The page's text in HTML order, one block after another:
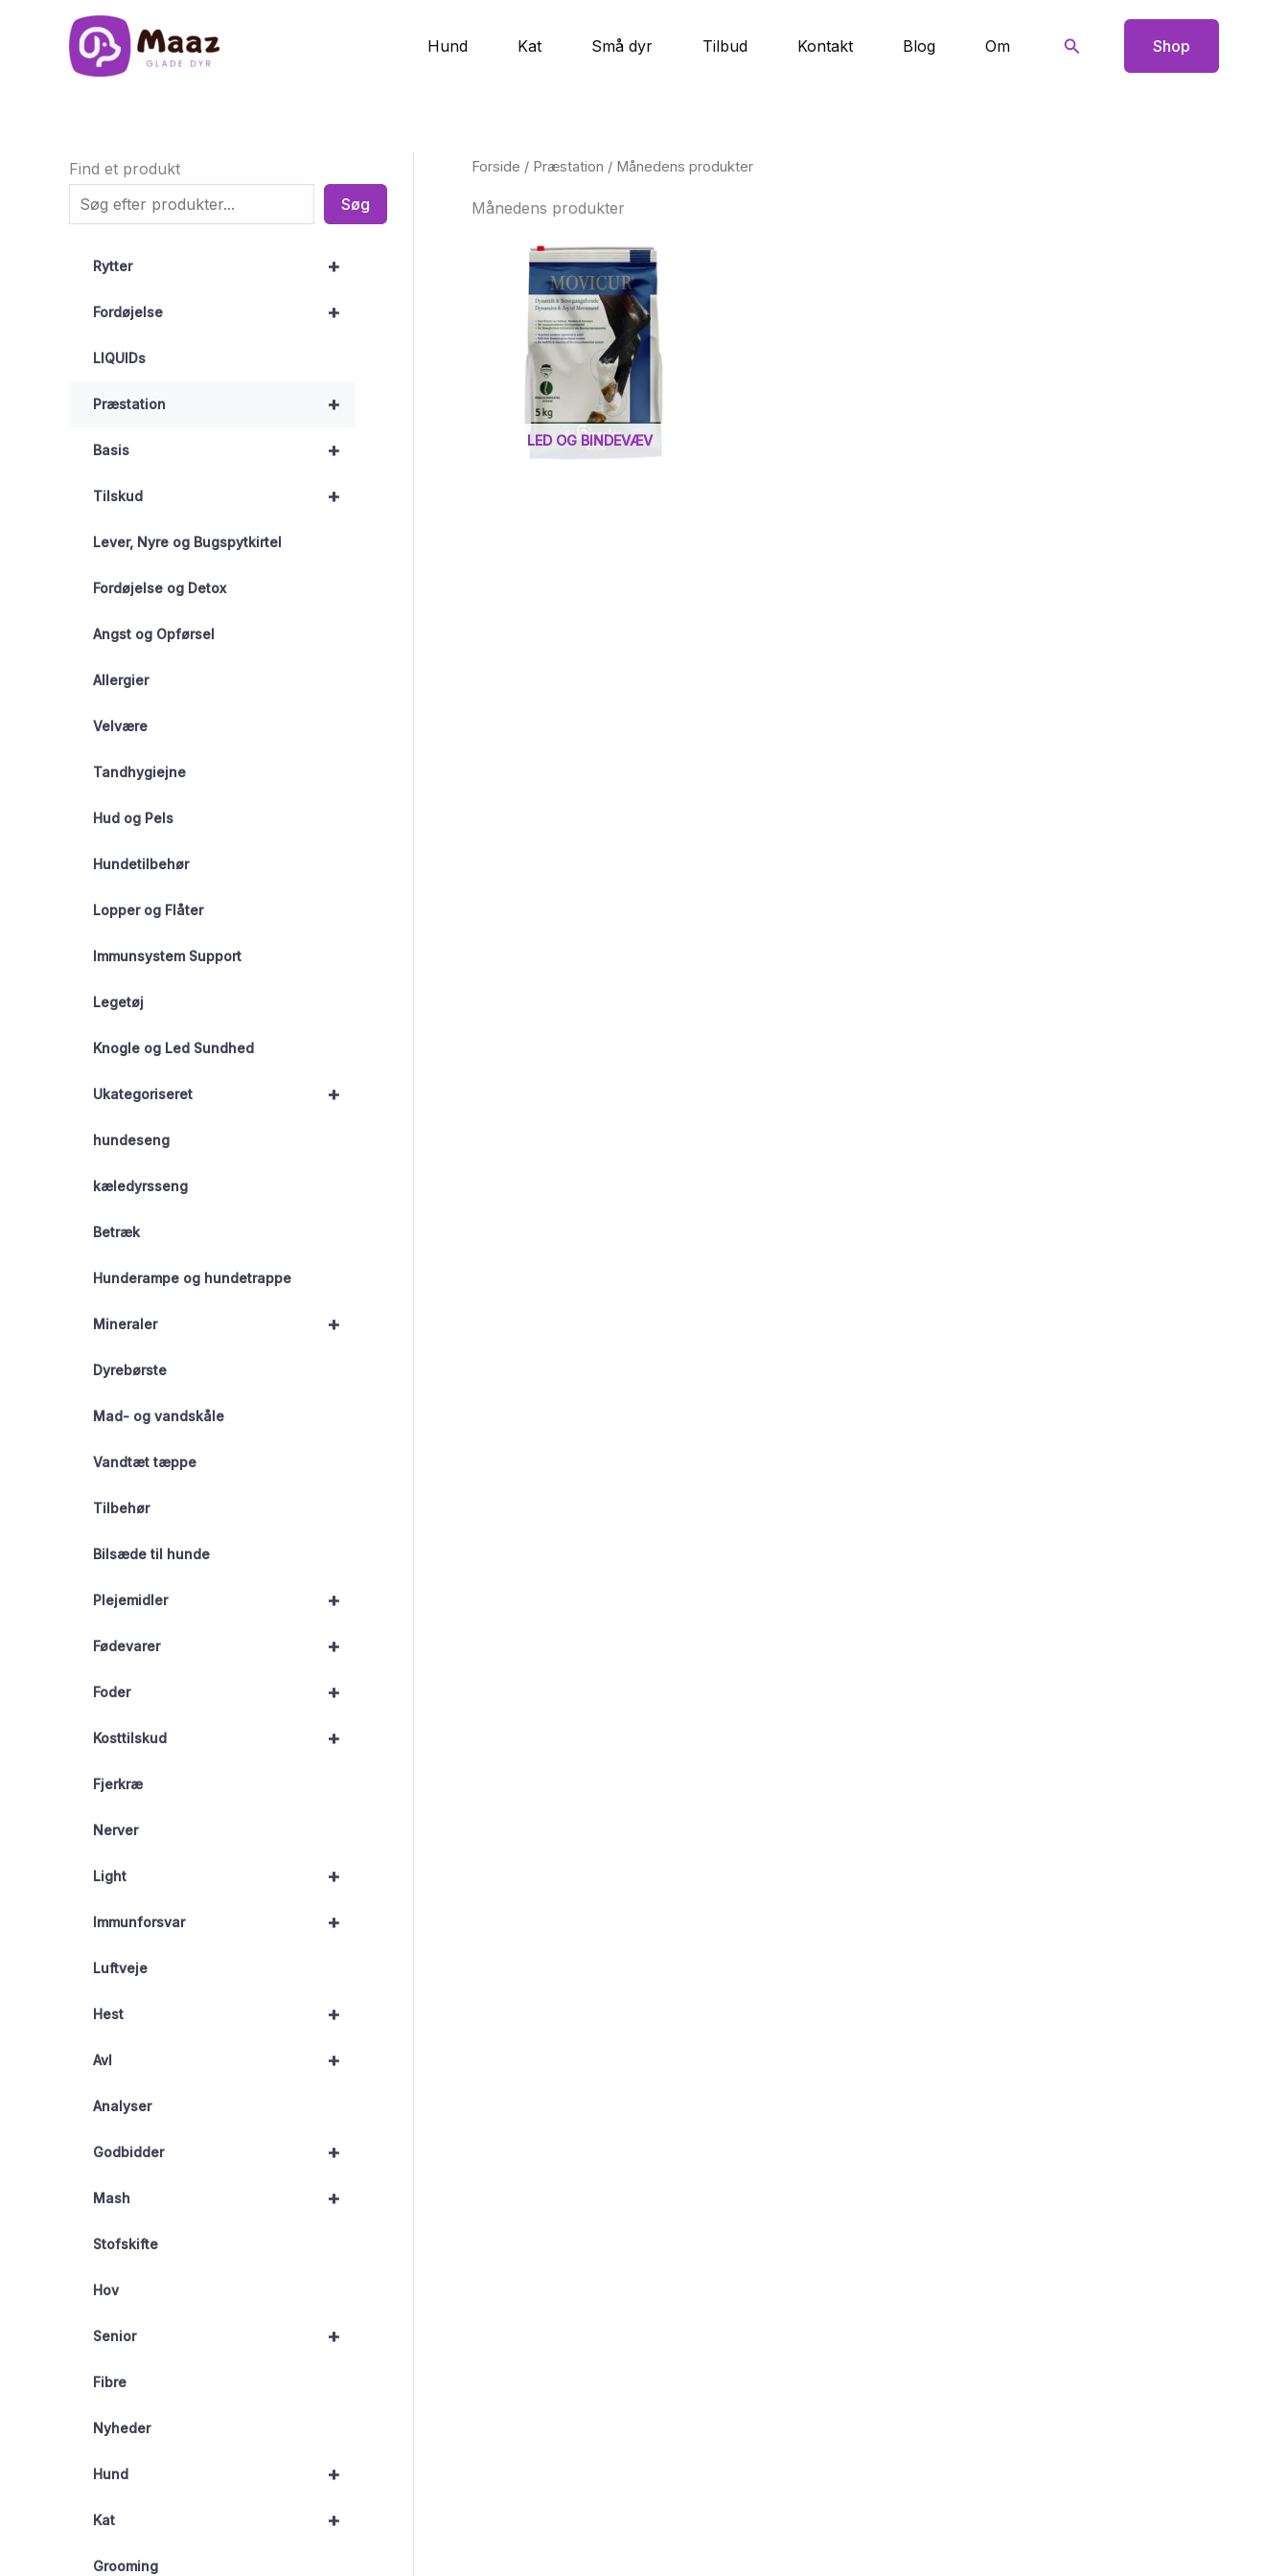
Hund Kat Små dyr Tilbud Kontakt Blog Om Søg Shop
Find et produkt
Søg
+
Rytter
+
Fordøjelse
LIQUIDs
+
Præstation
+
Basis
+
Tilskud
Lever, Nyre og Bugspytkirtel
Fordøjelse og Detox
Angst og Opførsel
Allergier
Velvære
Tandhygiejne
Hud og Pels
Hundetilbehør
Lopper og Flåter
Immunsystem Support
Legetøj
Knogle og Led Sundhed
+
Ukategoriseret
hundeseng
kæledyrsseng
Betræk
Hunderampe og hundetrappe
+
Mineraler
Dyrebørste
Mad- og vandskåle
Vandtæt tæppe
Tilbehør
Bilsæde til hunde
+
Plejemidler
+
Fødevarer
+
Foder
+
Kosttilskud
Fjerkræ
Nerver
+
Light
+
Immunforsvar
Luftveje
+
Hest
+
Avl
Analyser
+
Godbidder
+
Mash
Stofskifte
Hov
+
Senior
Fibre
Nyheder
+
Hund
+
Kat
Grooming
Forside / Præstation / Månedens produkter
Månedens produkter
LED OG BINDEVÆV